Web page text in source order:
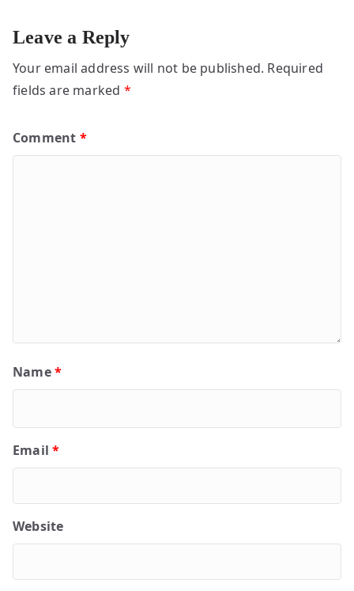
Leave a Reply
Your email address will not be published. Required
fields are marked *
Comment *
Name*
Email*
Website